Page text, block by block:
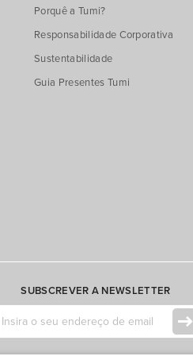
Porquê a Tumi?
Responsabilidade Corporativa
Sustentabilidade
Guia Presentes Tumi
SUBSCREVER A NEWSLETTER